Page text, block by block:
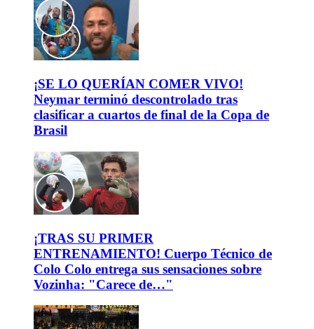
¡SE LO QUERÍAN COMER VIVO!
Neymar terminó descontrolado tras
clasificar a cuartos de final de la Copa de
Brasil
¡TRAS SU PRIMER
ENTRENAMIENTO! Cuerpo Técnico de
Colo Colo entrega sus sensaciones sobre
Vozinha: "Carece de…"